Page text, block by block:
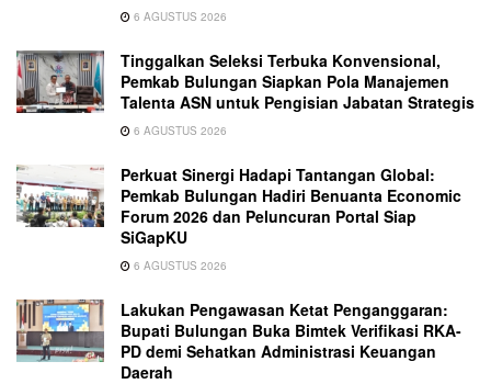
6 AGUSTUS 2026
Tinggalkan Seleksi Terbuka Konvensional,
Pemkab Bulungan Siapkan Pola Manajemen
Talenta ASN untuk Pengisian Jabatan Strategis
6 AGUSTUS 2026
Perkuat Sinergi Hadapi Tantangan Global:
Pemkab Bulungan Hadiri Benuanta Economic
Forum 2026 dan Peluncuran Portal Siap
SiGapKU
6 AGUSTUS 2026
Lakukan Pengawasan Ketat Penganggaran:
Bupati Bulungan Buka Bimtek Verifikasi RKA-
PD demi Sehatkan Administrasi Keuangan
Daerah